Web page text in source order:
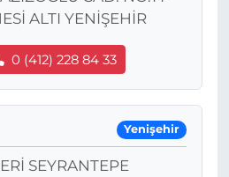
ALTI YENİŞEHİR
0 (412) 228 84 33
Yenişehir
SEYRANTEPE